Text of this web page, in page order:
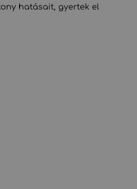
hatásait, gyertek el